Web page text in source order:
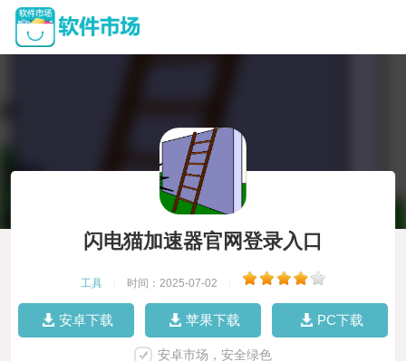
闪电猫加速器官网登录入口
工具 时间：2025-07-02
安卓下载 苹果下载 PC下载
安卓市场，安全绿色